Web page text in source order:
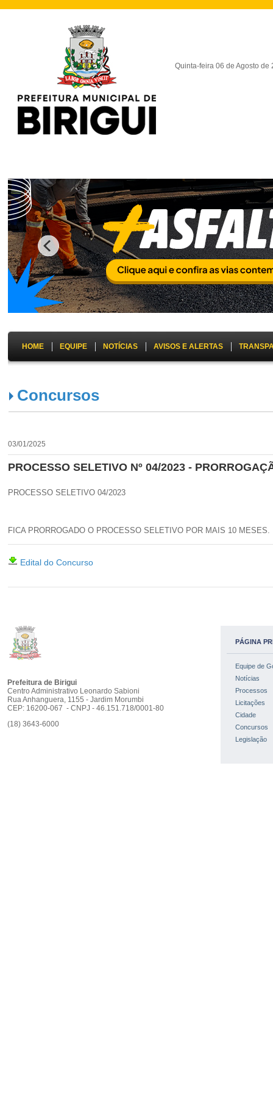
Quinta-feira 06 de Agosto de
HOME EQUIPE NOTÍCIAS AVISOS E ALERTAS
Concursos
03/01/2025
PROCESSO SELETIVO Nº 04/2023 -
PROCESSO SELETIVO 04/2023
FICA PRORROGADO O PROCESSO SELETIVO POR MAIS 10 MESES.
Edital do Concurso
Prefeitura de Birigui
Centro Administrativo Leonardo Sabioni
Rua Anhanguera, 1155 - Jardim Morumbi
CEP: 16200-067 - CNPJ - 46.151.718/0001-80
(18) 3643-6000
PÁGINA
Equipe de
Notícias
Processos
Licitações
Cidade
Concursos
Legislação